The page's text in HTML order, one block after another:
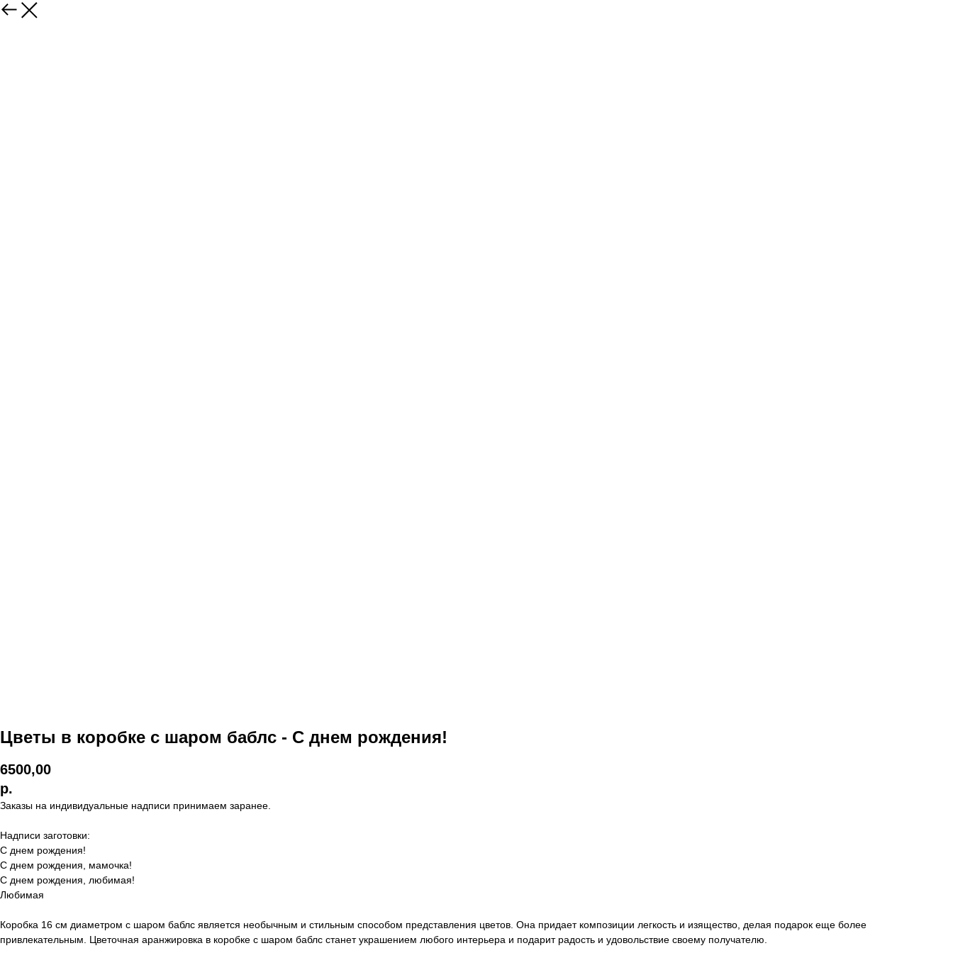
Цветы в коробке с шаром баблс - С днем рождения!
6500,00
р.
Заказы на индивидуальные надписи принимаем заранее.
Надписи заготовки:
С днем рождения!
С днем рождения, мамочка!
С днем рождения, любимая!
Любимая
Коробка 16 см диаметром с шаром баблс является необычным и стильным способом представления цветов. Она придает композиции легкость и изящество, делая подарок еще более
привлекательным. Цветочная аранжировка в коробке с шаром баблс станет украшением любого интерьера и подарит радость и удовольствие своему получателю.